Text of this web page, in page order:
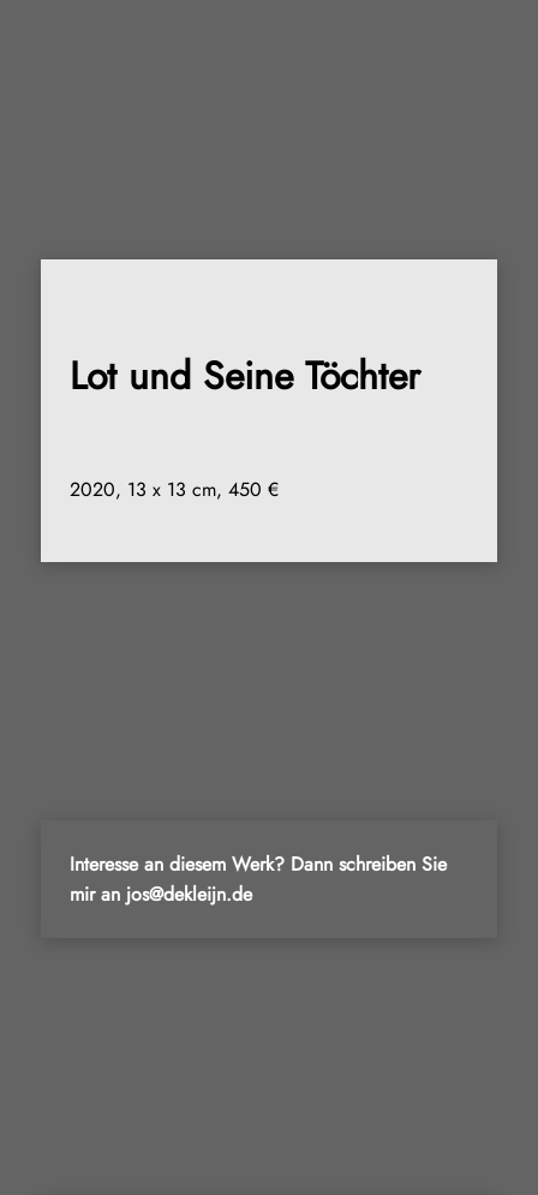
Lot und Seine Töchter
2020, 13 x 13 cm, 450 €
Interesse an diesem Werk? Dann schreiben Sie
mir an jos@dekleijn.de